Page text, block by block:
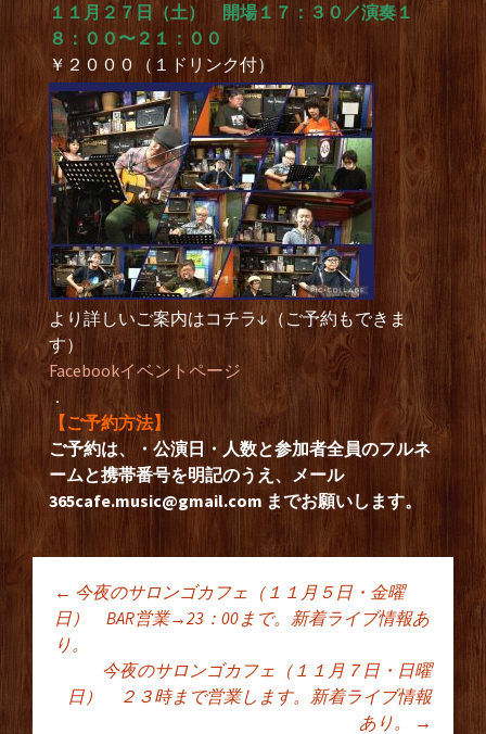
１１月２７日（土） 開場１７：３０／演奏１
８：００〜２１：００
￥２０００（１ドリンク付）
より詳しいご案内はコチラ↓（ご予約もできま
す）
Facebookイベントページ
．
【ご予約方法】
ご予約は、・公演日・人数と参加者全員のフルネ
ームと携帯番号を明記のうえ、メール
365cafe.music@gmail.com までお願いします。
投稿ナビゲーショ
ン
← 今夜のサロンゴカフェ（１１月５日・金曜
日） BAR営業→23：00まで。新着ライブ情報あ
り。
今夜のサロンゴカフェ（１１月７日・日曜
日） ２３時まで営業します。新着ライブ情報
あり。
→